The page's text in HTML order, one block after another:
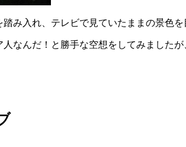
み入れ、テレビで見ていたままの景色
人なんだ！と勝手な空想をしてみました